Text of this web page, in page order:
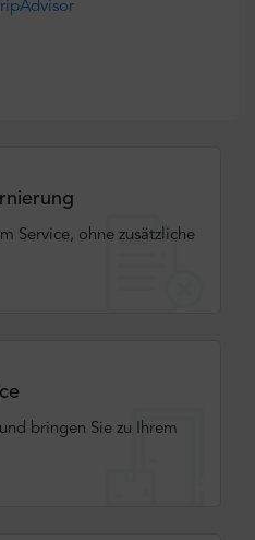
Service, ohne zusätzliche
bringen Sie zu Ihrem